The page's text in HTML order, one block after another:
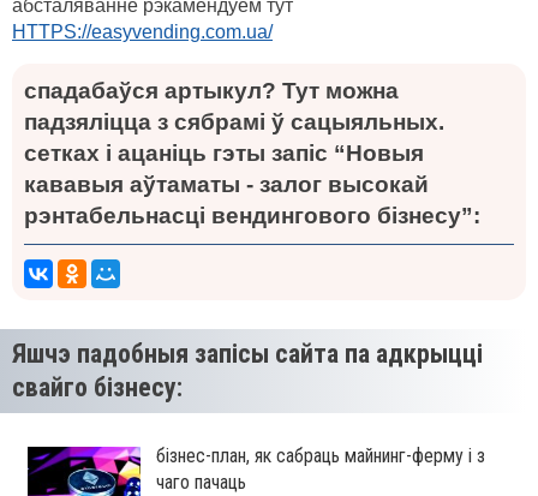
абсталяванне рэкамендуем тут
HTTPS://easyvending.com.ua/
спадабаўся артыкул? Тут можна
падзяліцца з сябрамі ў сацыяльных.
сетках і ацаніць гэты запіс “Новыя
кававыя аўтаматы - залог высокай
рэнтабельнасці вендингового бізнесу”:
Яшчэ падобныя запісы сайта па адкрыцці
свайго бізнесу:
бізнес-план, як сабраць майнинг-ферму і з
чаго пачаць